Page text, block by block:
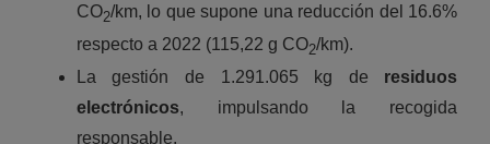
CO2/km, lo que supone una reducción del 16.6%
respecto a 2022 (115,22 g CO2/km).
La gestión de 1.291.065 kg de residuos
electrónicos, impulsando la recogida
responsable.